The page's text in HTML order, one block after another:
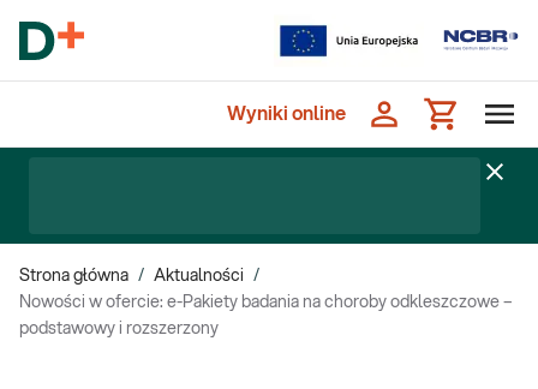
Wyniki online
Strona główna / Aktualności
/
Nowości w ofercie: e-Pakiety badania na choroby odkleszczowe –
podstawowy i rozszerzony